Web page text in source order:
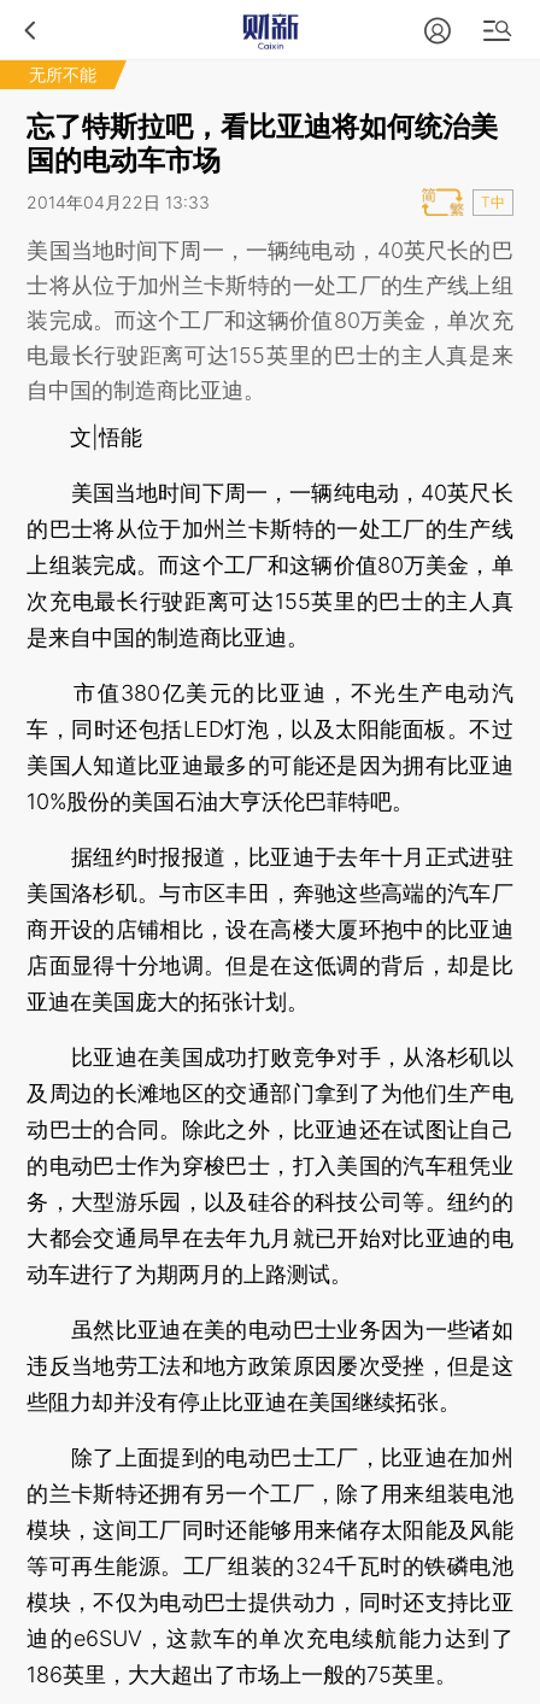
无所不能
忘了特斯拉吧，看比亚迪将如何统治美
国的电动车市场
2014年04月22日 13:33 T中
美国当地时间下周一，一辆纯电动，40英尺长的巴
士将从位于加州兰卡斯特的一处工厂的生产线上组
装完成。而这个工厂和这辆价值80万美金，单次充
电最长行驶距离可达155英里的巴士的主人真是来
自中国的制造商比亚迪。
文|悟能
美国当地时间下周一，一辆纯电动，40英尺长
的巴士将从位于加州兰卡斯特的一处工厂的生产线
上组装完成。而这个工厂和这辆价值80万美金，单
次充电最长行驶距离可达155英里的巴士的主人真
是来自中国的制造商比亚迪。
市值380亿美元的比亚迪，不光生产电动汽
车，同时还包括LED灯泡，以及太阳能面板。不过
美国人知道比亚迪最多的可能还是因为拥有比亚迪
10%股份的美国石油大亨沃伦巴菲特吧。
据纽约时报报道，比亚迪于去年十月正式进驻
美国洛杉矶。与市区丰田，奔驰这些高端的汽车厂
商开设的店铺相比，设在高楼大厦环抱中的比亚迪
店面显得十分地调。但是在这低调的背后，却是比
亚迪在美国庞大的拓张计划。
比亚迪在美国成功打败竞争对手，从洛杉矶以
及周边的长滩地区的交通部门拿到了为他们生产电
动巴士的合同。除此之外，比亚迪还在试图让自己
的电动巴士作为穿梭巴士，打入美国的汽车租凭业
务，大型游乐园，以及硅谷的科技公司等。纽约的
大都会交通局早在去年九月就已开始对比亚迪的电
动车进行了为期两月的上路测试。
虽然比亚迪在美的电动巴士业务因为一些诸如
违反当地劳工法和地方政策原因屡次受挫，但是这
些阻力却并没有停止比亚迪在美国继续拓张。
除了上面提到的电动巴士工厂，比亚迪在加州
的兰卡斯特还拥有另一个工厂，除了用来组装电池
模块，这间工厂同时还能够用来储存太阳能及风能
等可再生能源。工厂组装的324千瓦时的铁磷电池
模块，不仅为电动巴士提供动力，同时还支持比亚
迪的e6SUV，这款车的单次充电续航能力达到了
186英里，大大超出了市场上一般的75英里。